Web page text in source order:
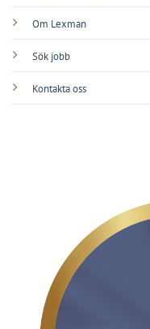
Om Lexman
Sök jobb
Kontakta oss